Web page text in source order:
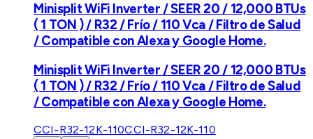
Minisplit WiFi Inverter / SEER 20 / 12,000 BTUs
( 1 TON ) / R32 / Frío / 110 Vca / Filtro de Salud
/ Compatible con Alexa y Google Home.
Minisplit WiFi Inverter / SEER 20 / 12,000 BTUs
( 1 TON ) / R32 / Frío / 110 Vca / Filtro de Salud
/ Compatible con Alexa y Google Home.
CCI-R32-12K-110CCI-R32-12K-110